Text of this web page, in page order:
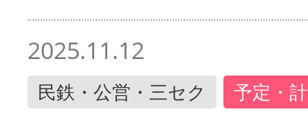
2025.11.12
民鉄・公営・三セク 予定・